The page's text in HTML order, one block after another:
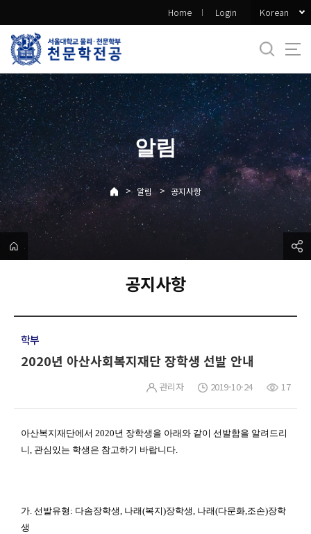
로
메
뉴
Home Login Korean
알림
> 알림 > 공지사항
공지사항
학부
2020년 아산사회복지재단 장학생 선발 안내
관리자 2019-10-24 17
아산복지재단에서 2020년 장학생을 아래와 같이 선발함을 알려드리
니, 관심있는 학생은 참고하기 바랍니다.
가. 선발유형 : 다솜장학생, 나래(복지)장학생, 나래(다문화,조손)장학
생